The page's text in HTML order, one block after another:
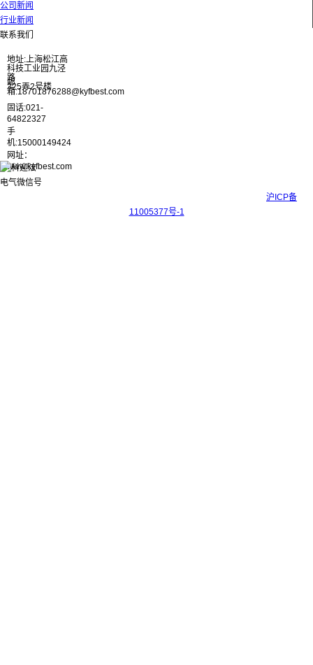
公司新闻
行业新闻
联系我们
地址:上海松江高
科技工业园九泾
路
325弄2号楼
邮
箱:18701876288@kyfbest.com
固话:021-
64822327
手
机:15000149424
网址：
www.kyfbest.com
沪ICP备
11005377号-1